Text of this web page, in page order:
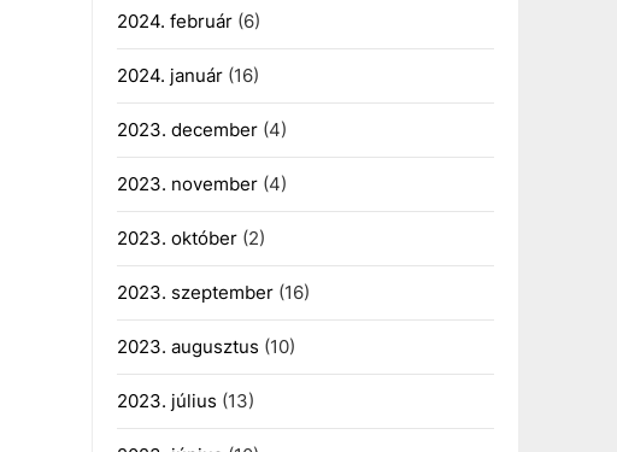
2024. február(6)
2024. január(16)
2023. december(4)
2023. november(4)
2023. október(2)
2023. szeptember(16)
2023. augusztus (10)
2023. július (13)